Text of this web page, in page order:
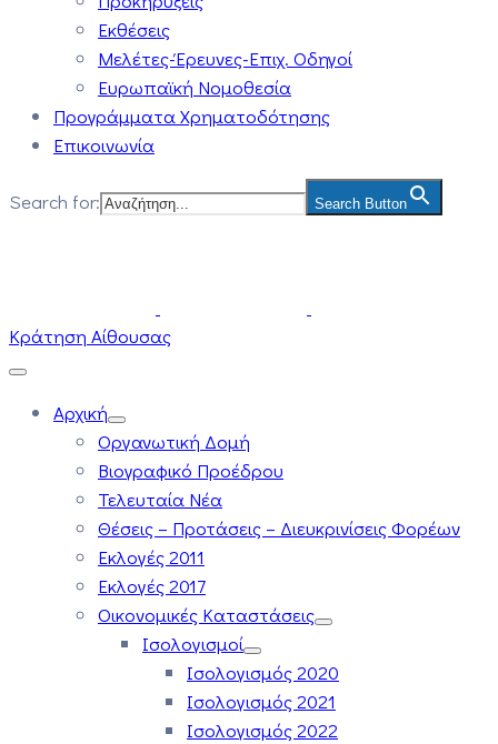
Εκθέσεις
Μελέτες-Έρευνες-Επιχ. Οδηγοί
Ευρωπαϊκή Νομοθεσία
Προγράμματα Χρηματοδότησης
Επικοινωνία
Search for: Search Button
Κράτηση Αίθουσας
Αρχική
Οργανωτική Δομή
Βιογραφικό Προέδρου
Τελευταία Νέα
Θέσεις – Προτάσεις – Διευκρινίσεις Φορέων
Εκλογές 2011
Εκλογές 2017
Οικονομικές Καταστάσεις
Ισολογισμοί
Ισολογισμός 2020
Ισολογισμός 2021
Ισολογισμός 2022